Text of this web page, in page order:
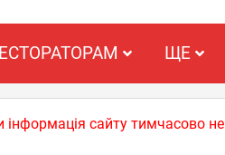
ЩЕ
сайту тимчасово не